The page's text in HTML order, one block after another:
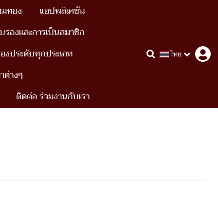
ทอง
แอปพลิเคชัน
รองและการเป็นสมาชิก
งประดับทุกประเภท
ต่างๆ
ติดต่อ ร่วมงานกับเรา
ไทย